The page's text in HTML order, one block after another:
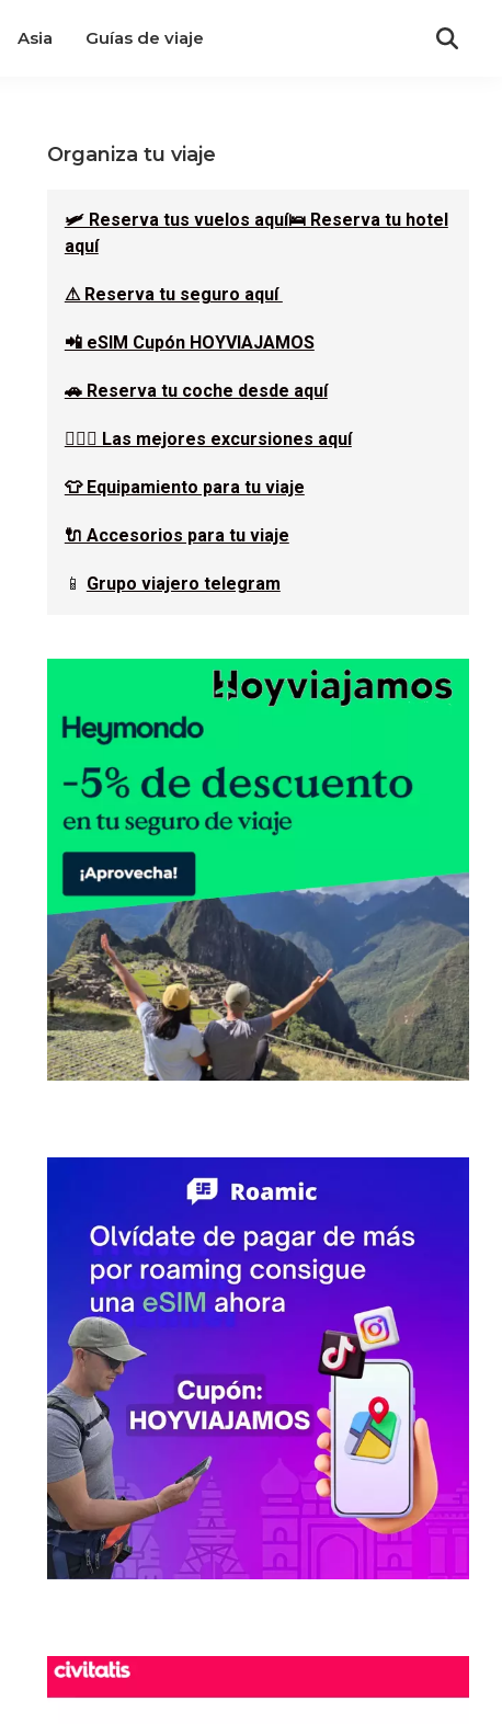
Asia Guías de viaje
Barra
lateral
principal
Organiza tu viaje
🛩 Reserva tus vuelos aquí🛌 Reserva tu hotel
aquí
⚠ Reserva tu seguro aquí
📲 eSIM Cupón HOYVIAJAMOS
🚗 Reserva tu coche desde aquí
🚶🏿‍♂️ Las mejores excursiones aquí
👕 Equipamiento para tu viaje
🔌 Accesorios para tu viaje
📱 Grupo viajero telegram